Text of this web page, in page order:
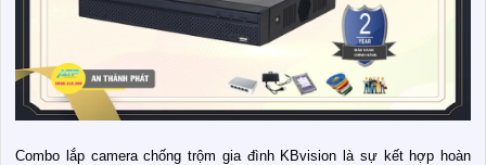
Combo lắp camera chống trộm gia đình KBvision là sự kết hợp hoàn